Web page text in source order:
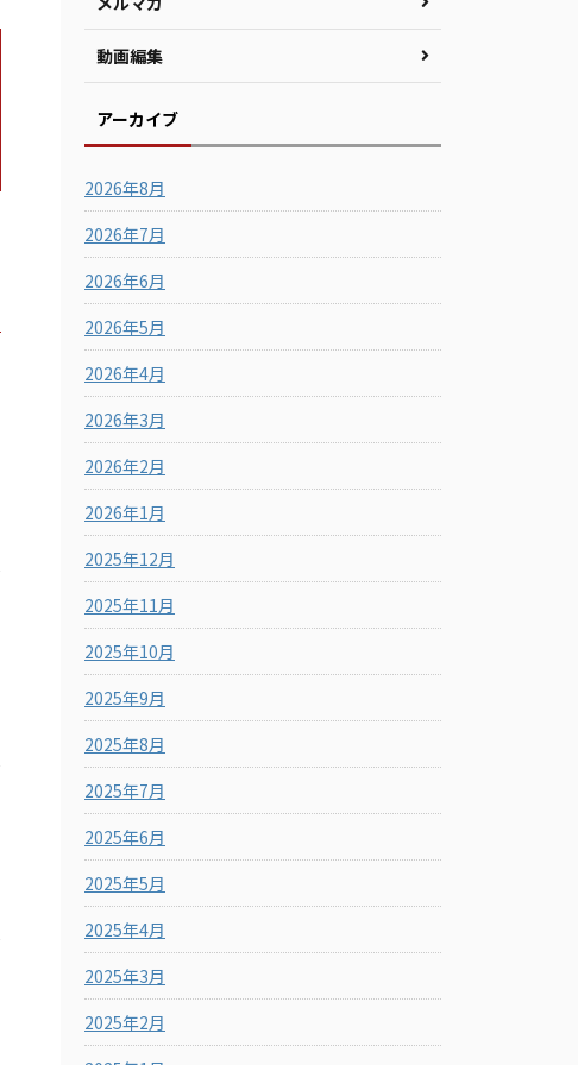
動画編集
アーカイブ
2026年8月
2026年7月
2026年6月
2026年5月
2026年4月
2026年3月
2026年2月
2026年1月
2025年12月
2025年11月
2025年10月
2025年9月
2025年8月
2025年7月
2025年6月
2025年5月
2025年4月
2025年3月
2025年2月